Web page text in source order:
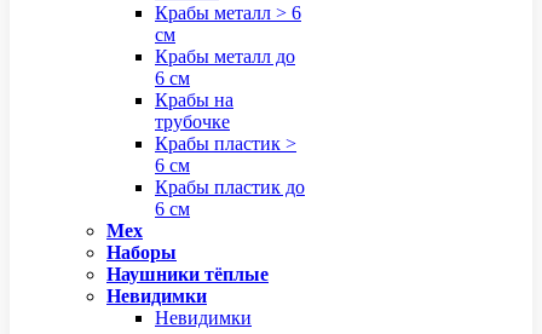
Крабы металл > 6
см
Крабы металл до
6 см
Крабы на
трубочке
Крабы пластик >
6 см
Крабы пластик до
6 см
Мех
Наборы
Наушники тёплые
Невидимки
Невидимки